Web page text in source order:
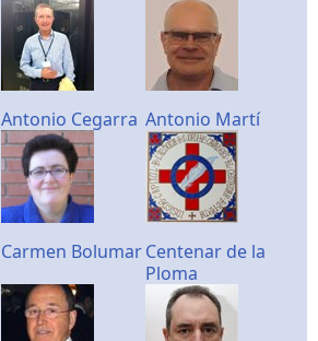
Antonio Cegarra Antonio Martí
Carmen BolumarCentenar de la
Ploma